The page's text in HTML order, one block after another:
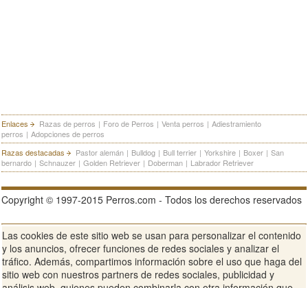
Enlaces Razas de perros | Foro de Perros | Venta perros | Adiestramiento
perros | Adopciones de perros
Razas destacadas
Pastor alemán | Bulldog | Bull terrier | Yorkshire | Boxer | San
bernardo | Schnauzer | Golden Retriever | Doberman | Labrador Retriever
Copyright © 1997-2015 Perros.com - Todos los derechos reservados
Publicidad en Perros.com | Contacte | Aviso Legal Política de
privacidad | Condiciones de uso
Ver sitio web completo
Las cookies de este sitio web se usan para personalizar el contenido
y los anuncios, ofrecer funciones de redes sociales y analizar el
tráfico. Además, compartimos información sobre el uso que haga del
sitio web con nuestros partners de redes sociales, publicidad y